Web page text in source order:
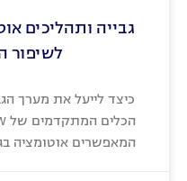
גבייה ותהליכים
לשיפור
כיצד לייעל את מערך
המאפשרים אוטומציה